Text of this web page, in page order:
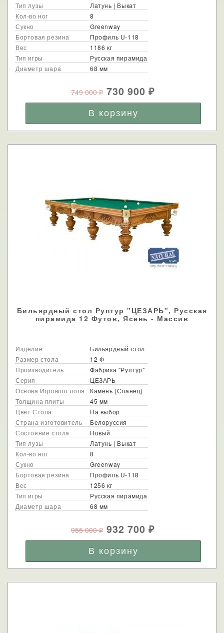
Тип лузы
Латунь | Выкат
Кол-во ног
8
Сукно
Greenway
Бортовая резина
Профиль U-118
Вес
1186 кг
Тип игры
Русская пирамида
Диаметр шара
68 мм
749 000₽ 730 900₽
Бильярдный стол Руптур "ЦЕЗАРЬ", Русская
пирамида 12 Футов, Ясень - Массив
Изделие
Бильярдный стол
Размер стола
12 Ф
Производитель
Фабрика "Руптур"
Серия
ЦЕЗАРЬ
Основа Игрового поля
Камень (Сланец)
Толщина плиты
45 мм
Цвет Стола
На выбор
Страна изготовитель
Белоруссия
Состояние стола
Новый
Тип лузы
Латунь | Выкат
Кол-во ног
8
Сукно
Greenway
Бортовая резина
Профиль U-118
Вес
1256 кг
Тип игры
Русская пирамида
Диаметр шара
68 мм
955 000₽ 932 700₽